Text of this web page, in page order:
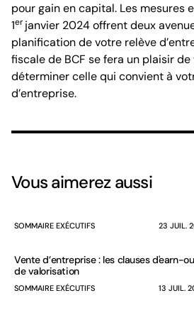
pour gain en capital. Les mesures
1erjanvier 2024 offrent deux
planification de votre relève
fiscale de BCF se fera un plaisir de
déterminer celle qui convient à
d’entreprise.
Vous aimerez aussi
SOMMAIRE EXÉCUTIFS 23 JUIL.
Vente d’entreprise : les clauses d'earn-
de valorisation
SOMMAIRE EXÉCUTIFS 13 JUIL.